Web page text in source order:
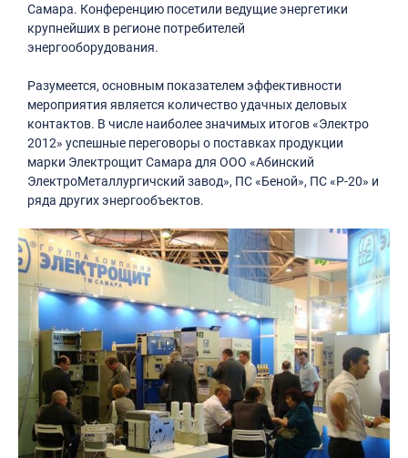
Самара. Конференцию посетили ведущие энергетики
крупнейших в регионе потребителей
энергооборудования.
Разумеется, основным показателем эффективности
мероприятия является количество удачных деловых
контактов. В числе наиболее значимых итогов «Электро
2012» успешные переговоры о поставках продукции
марки Электрощит Самара для ООО «Абинский
ЭлектроМеталлургичский завод», ПС «Беной», ПС «Р-20» и
ряда других энергообъектов.